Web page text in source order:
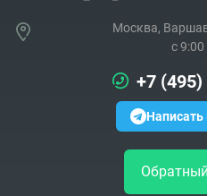
Москва,
c 9:00
+7
Написать